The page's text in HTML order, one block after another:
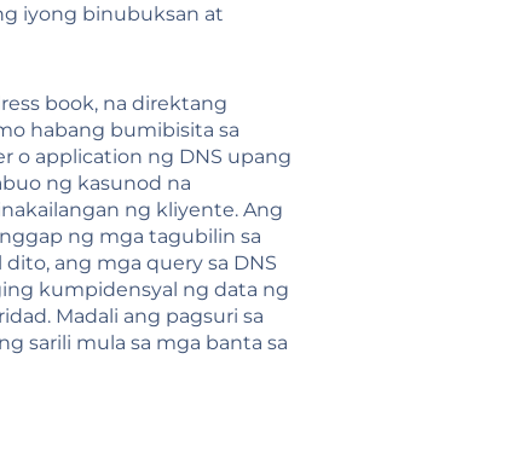
iyong binubuksan at
book, na direktang
habang bumibisita sa
o application ng DNS upang
ng kasunod na
ng kliyente. Ang
ng mga tagubilin sa
ang mga query sa DNS
kumpidensyal ng data ng
Madali ang pagsuri sa
sarili mula sa mga banta sa